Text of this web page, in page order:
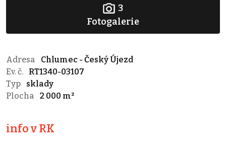
3
Fotogalerie
Adresa
Chlumec - Český Újezd
Ev. č.
RT1340-03107
Typ
sklady
Plocha
2 000 m²
info v RK